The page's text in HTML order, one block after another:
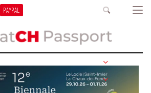
PAYPAL